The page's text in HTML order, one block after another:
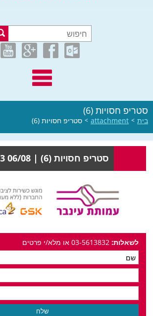
סטריפ חסויות (6)
בית >
attachment
> סטריפ חסויות (6)
סטריפ חסויות (6) | 06/08 13:03
לשאלות: 03-5613832 או מלא/י פרטים